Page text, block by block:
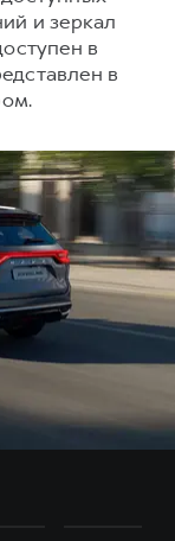
и зеркал
в
в